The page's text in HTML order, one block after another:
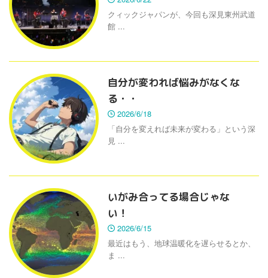
クィックジャパンが、今回も深見東州武道
館 ...
自分が変われば悩みがなくな
る・・
2026/6/18
「自分を変えれば未来が変わる」という深
見 ...
いがみ合ってる場合じゃな
い！
2026/6/15
最近はもう、地球温暖化を遅らせるとか、
ま ...